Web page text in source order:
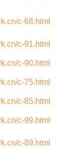
c-68.html
c-91.html
c-90.html
c-75.html
c-85.html
c-99.html
c-89.html